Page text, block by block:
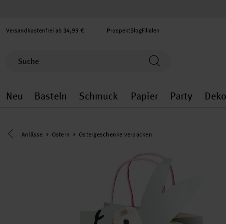
Versandkostenfrei ab 34,99 € ProspektBlogFilialen
Neu
Neu general.openMenu
Basteln
Basteln general.openMenu
Schmuck
Schmuck
Papier
Papier
Party
Eine Kategorie zurück navigieren
Anlässe Ostern Ostergeschenke verpacken